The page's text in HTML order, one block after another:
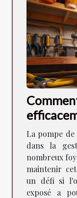
relevage
La pompe
dans la
nombreux
maintenir
un défi si
exposé a